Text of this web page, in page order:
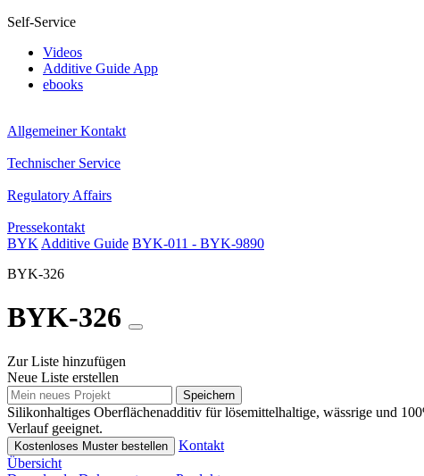
Self-Service
Videos
Additive Guide App
ebooks
Allgemeiner Kontakt
Technischer Service
Regulatory Affairs
Pressekontakt
BYK Additive Guide BYK-011 - BYK-9890
BYK-326
BYK-326
Zur Liste hinzufügen
Neue Liste erstellen
Speichern
Silikonhaltiges Oberﬂächenadditiv für lösemittelhaltige, wässrige und
Verlauf geeignet.
Kostenloses Muster bestellen
Kontakt
Übersicht